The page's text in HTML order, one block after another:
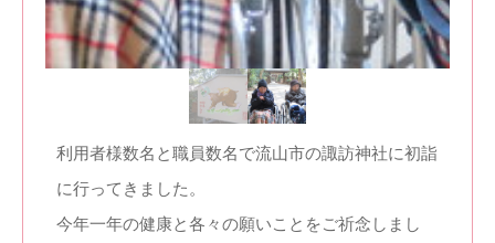
利用者様数名と職員数名で流山市の諏訪神社に初詣
に行ってきました。
今年一年の健康と各々の願いことをご祈念しまし